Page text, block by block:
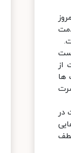
از
ها
در